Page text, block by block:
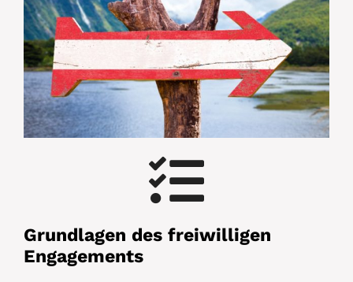
Grundlagen des freiwilligen
Engagements